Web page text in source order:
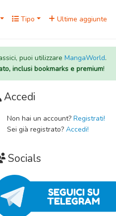
Tipo Ultime aggiunte
puoi utilizzare MangaWorld.
inclusi bookmarks e premium!
Accedi
Non hai un account? Registrati!
Sei già registrato? Accedi!
Socials